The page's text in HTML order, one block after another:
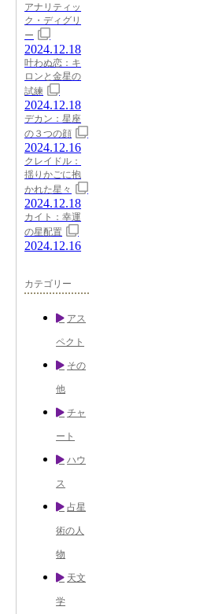
アナリティッ
ク・ディグリ
ー
2024.12.18
叶わぬ恋：キ
ロンと金星の
試練
2024.12.18
デカン：星座
の３つの顔
2024.12.16
クレイドル：
揺りかごに抱
かれた星々
2024.12.18
カイト：幸運
の星配置
2024.12.16
カテゴリー
アス
ペクト
その
他
チャ
ート
ハウ
ス
占星
術の人
物
天文
学